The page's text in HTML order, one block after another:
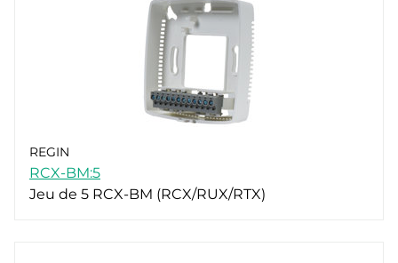
REGIN
RCX-BM:5
Jeu de 5 RCX-BM (RCX/RUX/RTX)